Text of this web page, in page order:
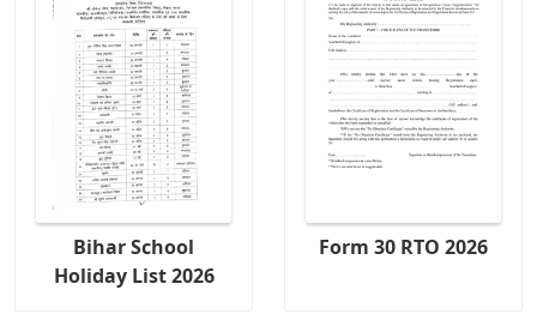
Bihar School
Holiday List 2026
Form 30 RTO 2026